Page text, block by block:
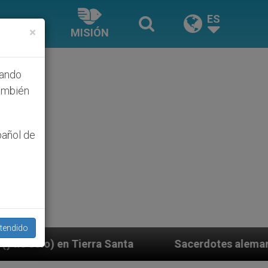
MISIÓN
ES
Sacerdotes alemanes fieles al Papa
×
de